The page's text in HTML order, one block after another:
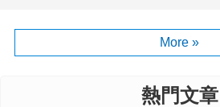
More »
熱門文章